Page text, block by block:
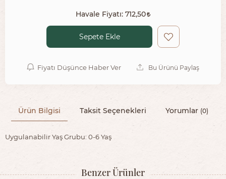
Havale Fiyatı: 712,50
Sepete Ekle
Fiyatı Düşünce Haber Ver Bu Ürünü Paylaş
Ürün Bilgisi Taksit Seçenekleri Yorumlar (0)
Uygulanabilir Yaş Grubu: 0-6 Yaş
Benzer Ürünler